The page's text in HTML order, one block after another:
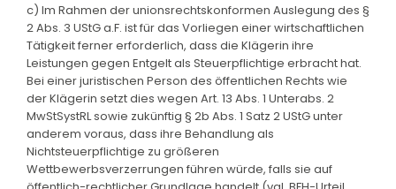
c) Im Rahmen der unionsrechtskonformen Auslegung des §
2 Abs. 3 UStG a.F. ist für das Vorliegen einer wirtschaftlichen
Tätigkeit ferner erforderlich, dass die Klägerin ihre
Leistungen gegen Entgelt als Steuerpflichtige erbracht hat.
Bei einer juristischen Person des öffentlichen Rechts wie
der Klägerin setzt dies wegen Art. 13 Abs. 1 Unterabs. 2
MwStSystRL sowie zukünftig § 2b Abs. 1 Satz 2 UStG unter
anderem voraus, dass ihre Behandlung als
Nichtsteuerpflichtige zu größeren
Wettbewerbsverzerrungen führen würde, falls sie auf